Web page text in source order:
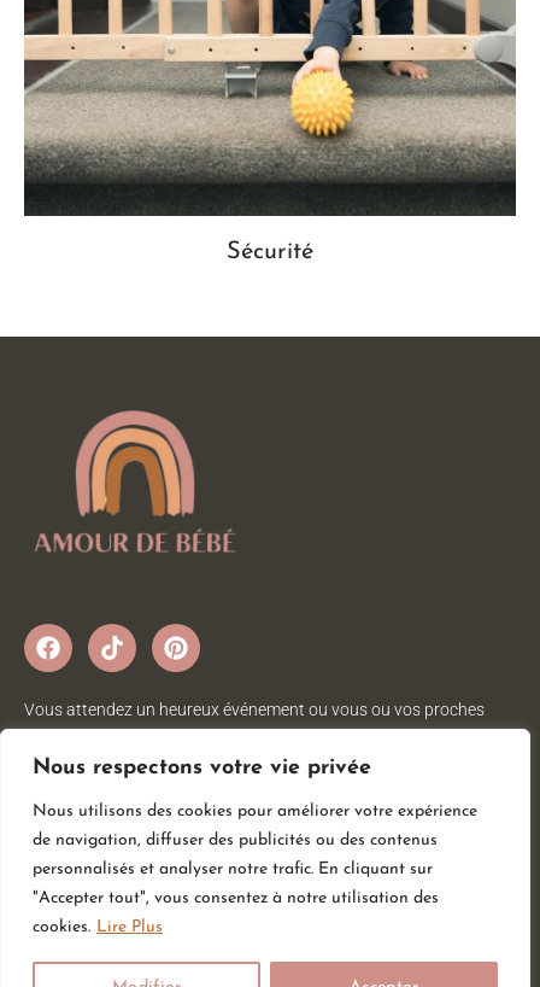
Nous respectons votre vie privée
Nous utilisons des cookies pour améliorer votre expérience
de navigation, diffuser des publicités ou des contenus
personnalisés et analyser notre trafic. En cliquant sur
"Accepter tout", vous consentez à notre utilisation des
cookies. Lire Plus
Sécurité
Vous attendez un heureux événement ou vous ou vos proches
trouverez tout ce dont vous avez besoin pour votre bébé. Nous
plus grand bonheur.
Informations
CGV Liste de souhait